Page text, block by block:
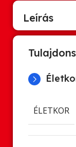
Leírás
ÉLETKOR